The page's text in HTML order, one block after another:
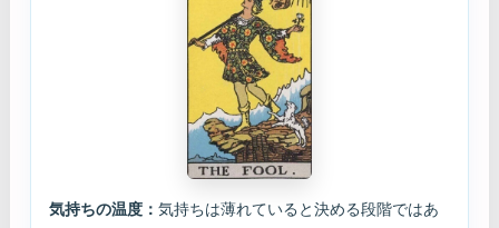
気持ちの温度： 気持ちは薄れていると決める段階ではあ